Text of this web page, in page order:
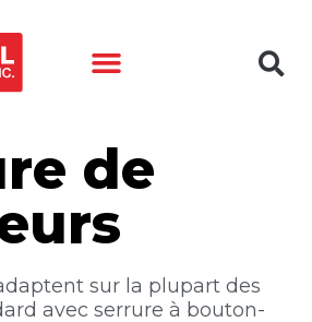
de
sur la plupart des
avec serrure à bouton-